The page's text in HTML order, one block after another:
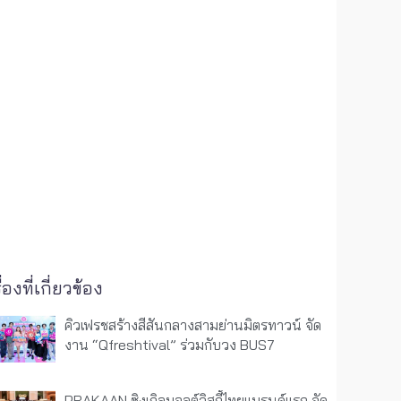
องที่เกี่ยวข้อง
คิวเฟรชสร้างสีสันกลางสามย่านมิตรทาวน์ จัด
งาน “Qfreshtival” ร่วมกับวง BUS7